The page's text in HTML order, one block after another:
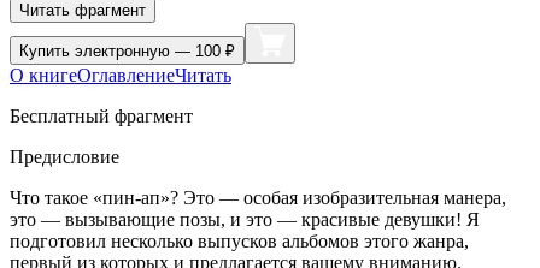
Читать фрагмент
Купить электронную — 100 ₽
О книгеОглавлениеЧитать
Бесплатный фрагмент
Предисловие
Что такое «пин-ап»? Это — особая изобразительная манера,
это — вызывающие позы, и это — красивые девушки! Я
подготовил несколько выпусков альбомов этого жанра,
первый из которых и предлагается вашему вниманию.